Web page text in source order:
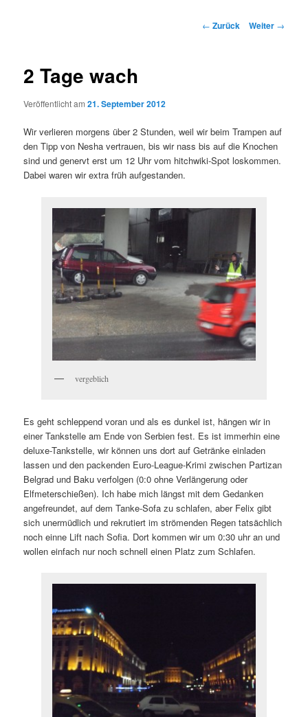
Beitrags-
← Zurück Weiter →
2 Tage wach
Veröffentlicht am21. September 2012
Wir verlieren morgens über 2 Stunden, weil wir beim Trampen auf
den Tipp von Nesha vertrauen, bis wir nass bis auf die Knochen
sind und genervt erst um 12 Uhr vom hitchwiki-Spot loskommen.
Dabei waren wir extra früh aufgestanden.
vergeblich
Es geht schleppend voran und als es dunkel ist, hängen wir in
einer Tankstelle am Ende von Serbien fest. Es ist immerhin eine
deluxe-Tankstelle, wir können uns dort auf Getränke einladen
lassen und den packenden Euro-League-Krimi zwischen Partizan
Belgrad und Baku verfolgen (0:0 ohne Verlängerung oder
Elfmeterschießen). Ich habe mich längst mit dem Gedanken
angefreundet, auf dem Tanke-Sofa zu schlafen, aber Felix gibt
sich unermüdlich und rekrutiert im strömenden Regen tatsächlich
noch einne Lift nach Sofia. Dort kommen wir um 0:30 uhr an und
wollen einfach nur noch schnell einen Platz zum Schlafen.